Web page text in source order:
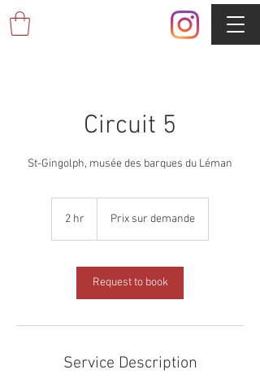
Circuit 5
St-Gingolph, musée des barques du Léman
2 hr
demande
Prix sur demande
Request to book
Service Description